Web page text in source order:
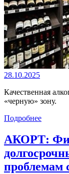
28.10.2025
Качественная
«черную» зону.
Подробнее
АКОРТ:
проблемам